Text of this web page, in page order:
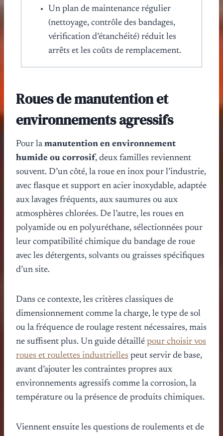
Un plan de maintenance régulier
(nettoyage, contrôle des bandages,
vérification d’étanchéité) réduit les
arrêts et les coûts de remplacement.
Roues de manutention et
environnements agressifs
Pour lamanutention en environnement
humide ou corrosif, deux familles reviennent
souvent. D’un côté, la roue en inox pour l’industrie,
avec flasque et support en acier inoxydable, adaptée
aux lavages fréquents, aux saumures ou aux
atmosphères chlorées. De l’autre, les roues en
polyamide ou en polyuréthane, sélectionnées pour
leur compatibilité chimique du bandage de roue
avec les détergents, solvants ou graisses spécifiques
d’un site.
Dans ce contexte, les critères classiques de
dimensionnement comme la charge, le type de sol
ou la fréquence de roulage restent nécessaires, mais
ne suffisent plus. Un guide détaillé pour choisir vos
roues et roulettes industrielles peut servir de base,
avant d’ajouter les contraintes propres aux
environnements agressifs comme la corrosion, la
température ou la présence de produits chimiques.
Viennent ensuite les questions de roulements et de